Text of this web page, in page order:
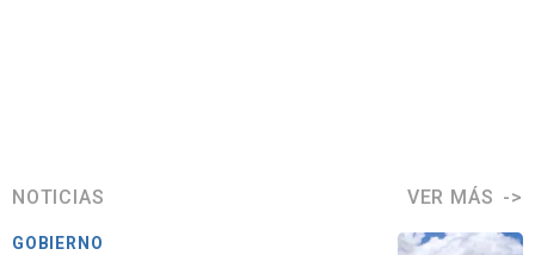
NOTICIAS VER MÁS
GOBIERNO